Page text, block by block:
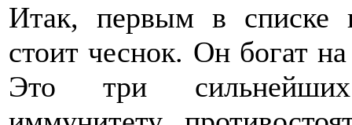
Итак, первым в списке
стоит чеснок. Он богат
Это три